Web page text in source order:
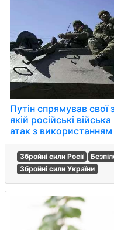
Путін спрямував
якій російські
атак з використанням
Збройні сили Росії
Збройні сили України